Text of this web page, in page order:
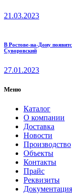
21.03.2023
В Ростове-на-Дону
Суворовский
27.01.2023
Меню
Каталог
О компании
Доставка
Новости
Производство
Объекты
Контакты
Прайс
Реквизиты
Документация